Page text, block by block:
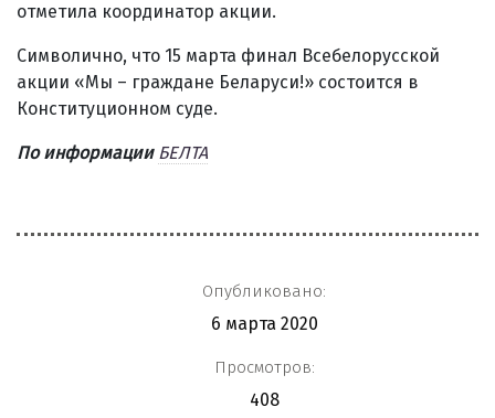
отметила координатор акции.
Символично, что 15 марта финал Всебелорусской
акции «Мы – граждане Беларуси!» состоится в
Конституционном суде.
По информации БЕЛТА
Опубликовано:
6 марта 2020
Просмотров:
408